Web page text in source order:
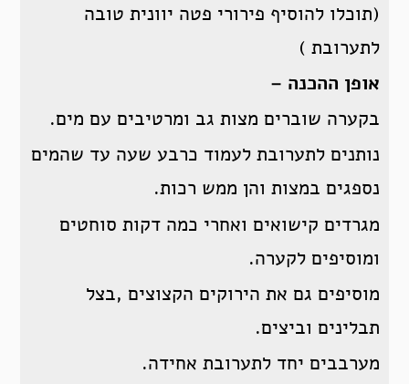
(תוכלו להוסיף פירורי פטה יוונית טובה
לתערובת )
אופן ההכנה –
בקערה שוברים מצות גב ומרטיבים עם מים.
נותנים לתערובת לעמוד כרבע שעה עד שהמים
נספגים במצות והן ממש רכות.
מגרדים קישואים ואחרי כמה דקות סוחטים
ומוסיפים לקערה.
מוסיפים גם את הירוקים הקצוצים ,בצל
תבלינים וביצים.
מערבבים יחד לתערובת אחידה.